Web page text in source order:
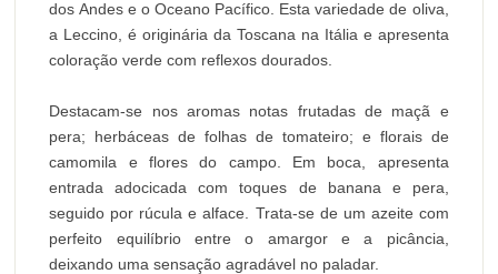
dos Andes e o Oceano Pacífico. Esta variedade de oliva,
a Leccino, é originária da Toscana na Itália e apresenta
coloração verde com reflexos dourados.
Destacam-se nos aromas notas frutadas de maçã e
pera; herbáceas de folhas de tomateiro; e florais de
camomila e flores do campo. Em boca, apresenta
entrada adocicada com toques de banana e pera,
seguido por rúcula e alface. Trata-se de um azeite com
perfeito equilíbrio entre o amargor e a picância,
deixando uma sensação agradável no paladar.